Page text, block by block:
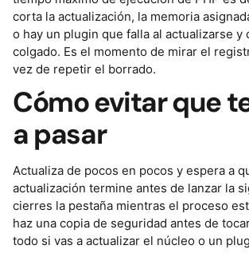
corta la actualización, la memoria
o hay un plugin que falla al actualizarse y
colgado. Es el momento de mirar el
vez de repetir el borrado.
Cómo evitar que
a pasar
Actualiza de pocos en pocos y espera a
actualización termine antes de lanzar la
cierres la pestaña mientras el proceso
haz una copia de seguridad antes de
todo si vas a actualizar el núcleo o un